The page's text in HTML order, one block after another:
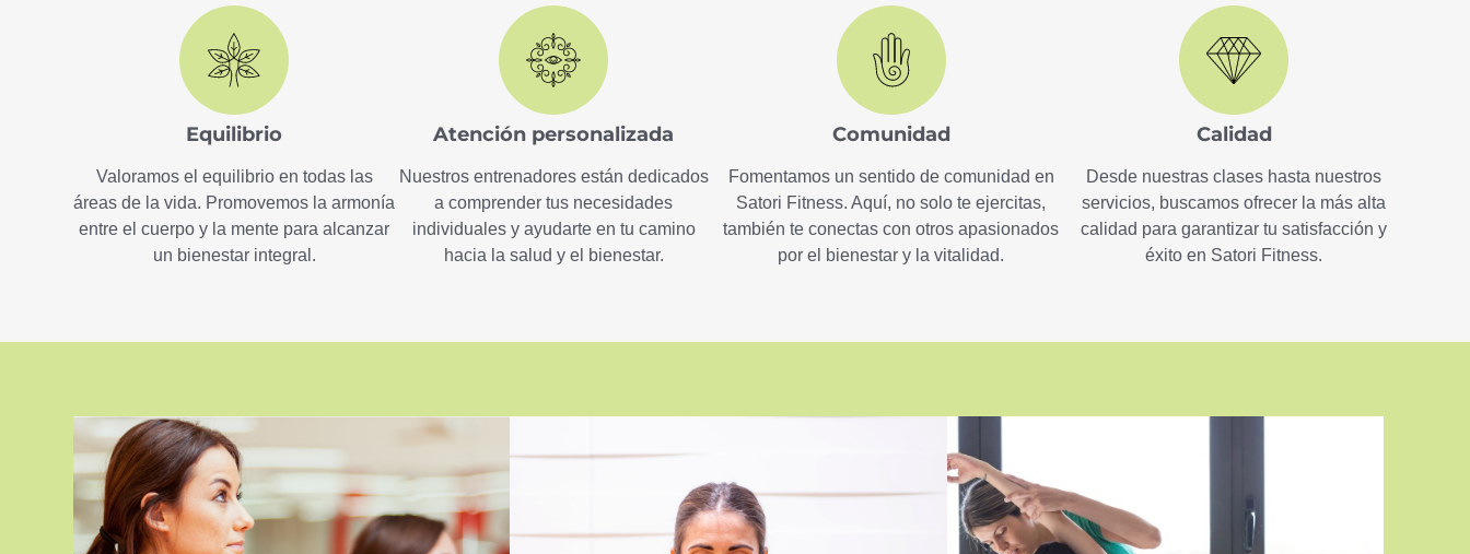
Equilibrio
Valoramos el equilibrio en todas las
áreas de la vida. Promovemos la armonía
entre el cuerpo y la mente para alcanzar
un bienestar integral.
Atención personalizada
Nuestros entrenadores están dedicados
a comprender tus necesidades
individuales y ayudarte en tu camino
hacia la salud y el bienestar.
Comunidad
Fomentamos un sentido de comunidad en
Satori Fitness. Aquí, no solo te ejercitas,
también te conectas con otros apasionados
por el bienestar y la vitalidad.
Calidad
Desde nuestras clases hasta nuestros
servicios, buscamos ofrecer la más alta
calidad para garantizar tu satisfacción y
éxito en Satori Fitness.